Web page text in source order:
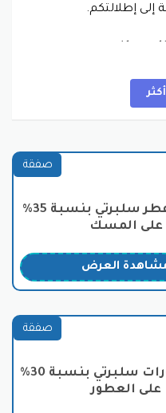
إلى إطلالتكم.
متجر سلبرتي عام 2005، انطلاقًا من شغفٍ عميقٍ
استثنائيةٍ لعملائه.
من العطور العالمية
المناسبات، سواءً كانت
تجربةِ
مثل:
صفقة
كود خصم عطر سلبرتي بنسبة 35%
على المسك
العرض
صفقة
كوبون عطورات سلبرتي بنسبة 30%
على العطور